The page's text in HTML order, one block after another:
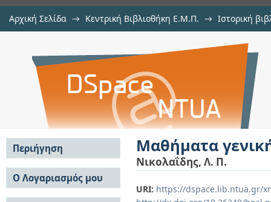
Αρχική Σελίδα → Κεντρική Βιβλιοθήκη Ε.Μ.Π. → Ιστορική
Μαθήματα γενικής μεταλλουργίας
Μαθήματα
Νικολαΐδης, Λ. Π.
URI: https://dspace.lib.ntua.gr/
Περιήγηση
Σε όλο το DSpace
Κοινότητες & Συλλογές
Ο Λογαριασμός μου
Σύνδεση